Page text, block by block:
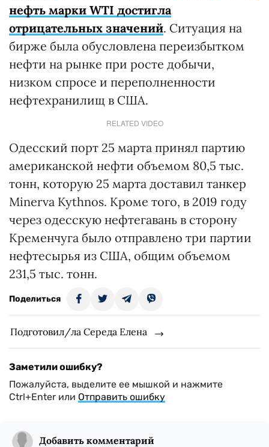
нефть марки WTI достигла
отрицательных значений. Ситуация на
бирже была обусловлена переизбытком
нефти на рынке при росте добычи,
низком спросе и переполненности
нефтехранилищ в США.
RELATED VIDEO
Одесский порт 25 марта принял партию
американской нефти объемом 80,5 тыс.
тонн, которую 25 марта доставил танкер
Minerva Kythnos. Кроме того, в 2019 году
через одесскую нефтегавань в сторону
Кременчуга было отправлено три партии
нефтесырья из США, общим объемом
231,5 тыс. тонн.
Поделиться
Подготовил/ла Середа Елена
Заметили ошибку?
Пожалуйста, выделите ее мышкой и нажмите
Ctrl+Enter или Отправить ошибку
Добавить комментарий